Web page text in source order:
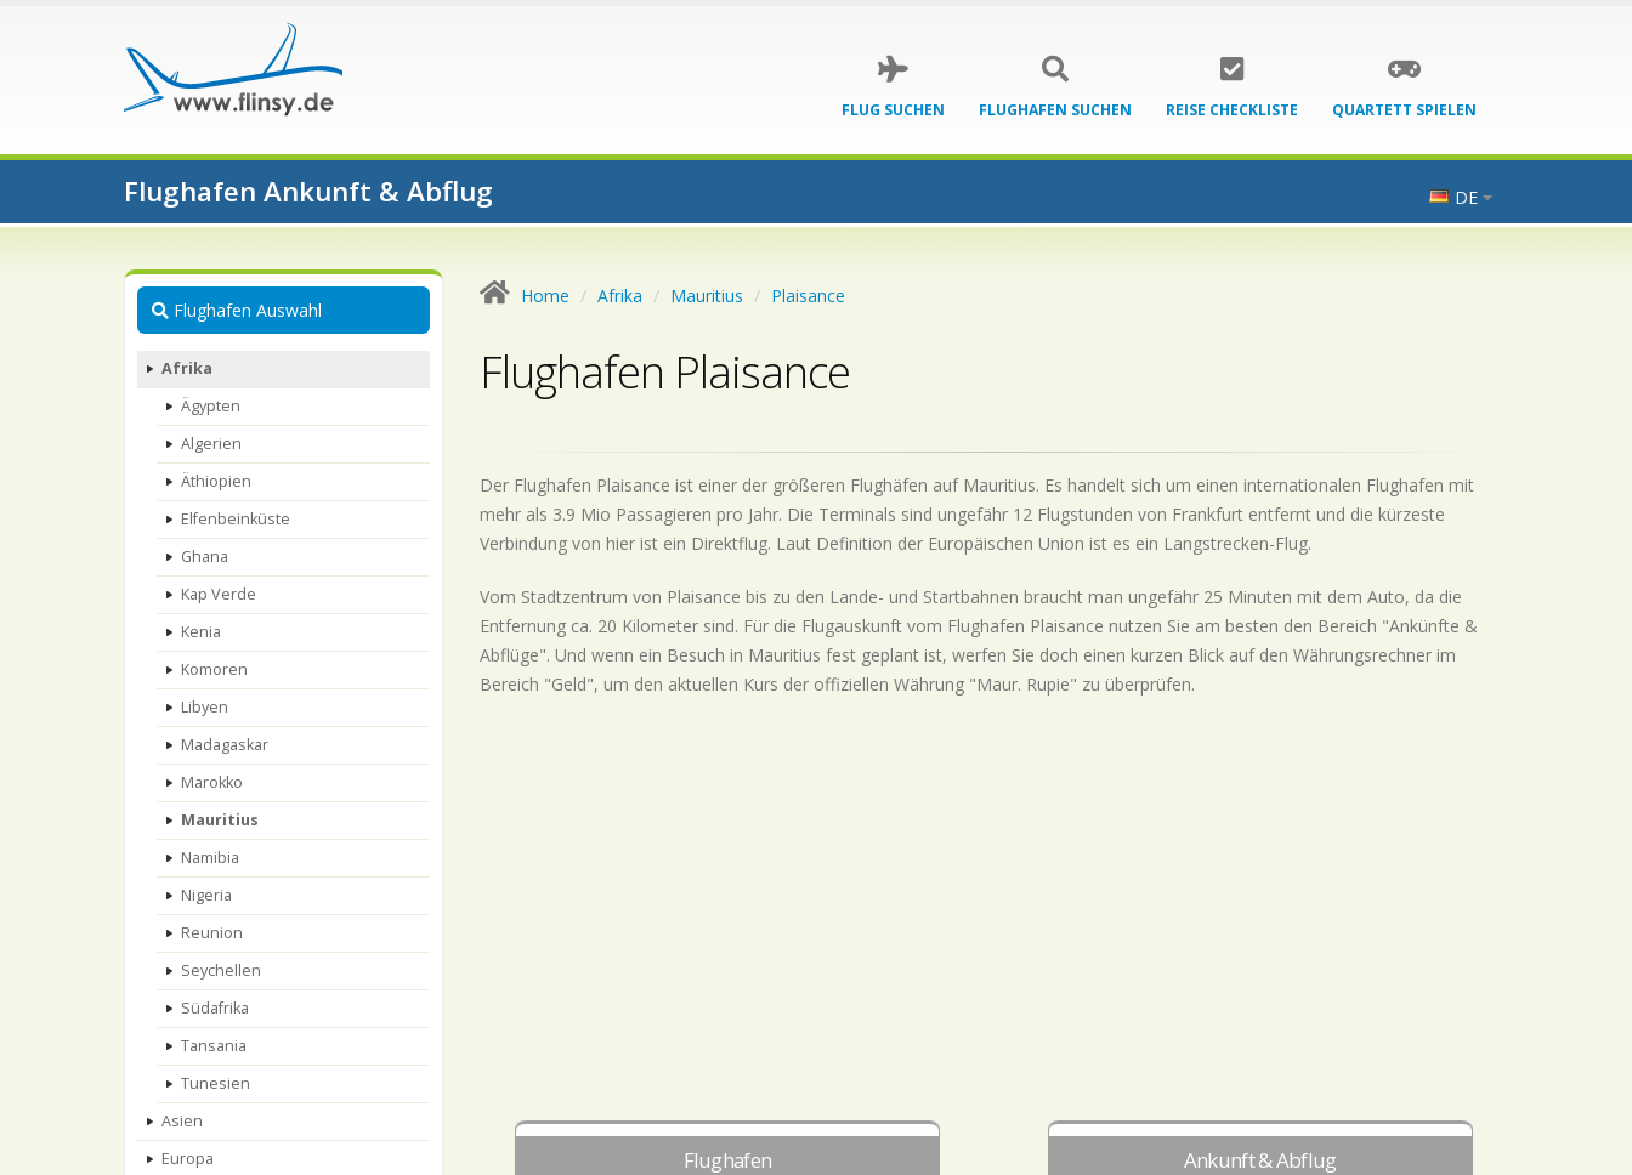
FLUG SUCHEN FLUGHAFEN SUCHEN REISE CHECKLISTE QUARTETT SPIELEN
Flughafen Ankunft & Abflug DE
Flughafen Auswahl
Afrika
Ägypten
Algerien
Äthiopien
Elfenbeinküste
Ghana
Kap Verde
Kenia
Komoren
Libyen
Madagaskar
Marokko
Mauritius
Namibia
Nigeria
Reunion
Seychellen
Südafrika
Tansania
Tunesien
Asien
Europa
Home Afrika Mauritius Plaisance
Flughafen Plaisance
Der Flughafen Plaisance ist einer der größeren Flughäfen auf Mauritius. Es handelt sich um einen internationalen Flughafen mit
mehr als 3.9 Mio Passagieren pro Jahr. Die Terminals sind ungefähr 12 Flugstunden von Frankfurt entfernt und die kürzeste
Verbindung von hier ist ein Direktflug. Laut Definition der Europäischen Union ist es ein Langstrecken-Flug.
Vom Stadtzentrum von Plaisance bis zu den Lande- und Startbahnen braucht man ungefähr 25 Minuten mit dem Auto, da die
Entfernung ca. 20 Kilometer sind. Für die Flugauskunft vom Flughafen Plaisance nutzen Sie am besten den Bereich "Ankünfte &
Abflüge". Und wenn ein Besuch in Mauritius fest geplant ist, werfen Sie doch einen kurzen Blick auf den Währungsrechner im
Bereich "Geld", um den aktuellen Kurs der offiziellen Währung "Maur. Rupie" zu überprüfen.
Flughafen Ankunft & Abflug